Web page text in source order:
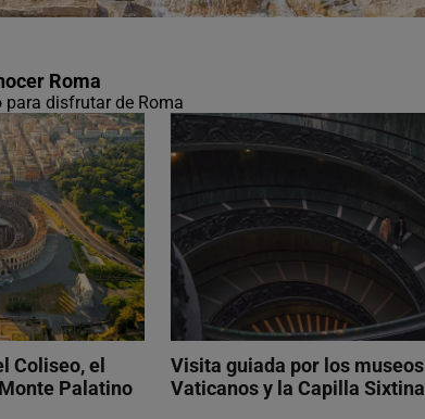
Roma
para disfrutar de Roma
Coliseo, el
Palatino
Visita guiada por los museos
Vaticanos y la Capilla Sixtina